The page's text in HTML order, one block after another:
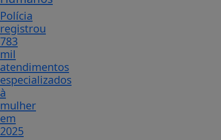
Polícia
registrou
783
mil
atendimentos
especializados
à
mulher
em
2025